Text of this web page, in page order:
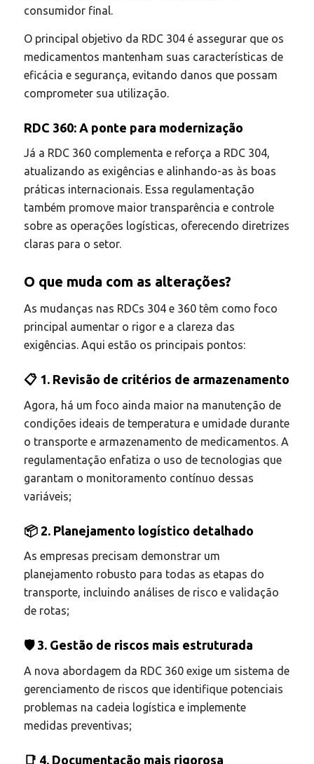
consumidor final.
O principal objetivo da RDC 304 é assegurar que os
medicamentos mantenham suas características de
eficácia e segurança, evitando danos que possam
comprometer sua utilização.
RDC 360: A ponte para modernização
Já a RDC 360 complementa e reforça a RDC 304,
atualizando as exigências e alinhando-as às boas
práticas internacionais. Essa regulamentação
também promove maior transparência e controle
sobre as operações logísticas, oferecendo diretrizes
claras para o setor.
O que muda com as alterações?
As mudanças nas RDCs 304 e 360 têm como foco
principal aumentar o rigor e a clareza das
exigências. Aqui estão os principais pontos:
📋 1. Revisão de critérios de armazenamento
Agora, há um foco ainda maior na manutenção de
condições ideais de temperatura e umidade durante
o transporte e armazenamento de medicamentos. A
regulamentação enfatiza o uso de tecnologias que
garantam o monitoramento contínuo dessas
variáveis;
📦 2. Planejamento logístico detalhado
As empresas precisam demonstrar um
planejamento robusto para todas as etapas do
transporte, incluindo análises de risco e validação
de rotas;
🛡️ 3. Gestão de riscos mais estruturada
A nova abordagem da RDC 360 exige um sistema de
gerenciamento de riscos que identifique potenciais
problemas na cadeia logística e implemente
medidas preventivas;
📑 4. Documentação mais rigorosa